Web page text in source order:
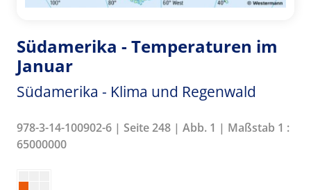
Südamerika - Temperaturen im
Januar
Südamerika - Klima und Regenwald
978-3-14-100902-6 | Seite 248 | Abb. 1 | Maßstab 1 :
65000000